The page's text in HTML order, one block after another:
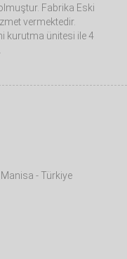
Fabrika Eski
vermektedir.
kurutma ünitesi ile 4
- Türkiye